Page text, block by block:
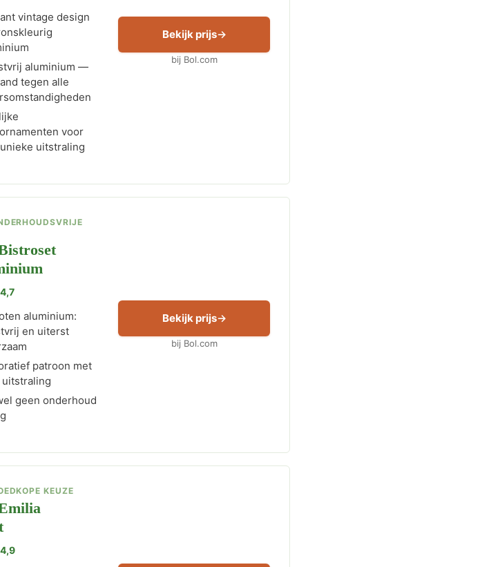
vintage design
aluminium —
tegen alle
voor
uitstraling
Bekijk prijs
bij Bol.com
4,7
aluminium:
en uiterst
patroon met
uitstraling
geen onderhoud
Bekijk prijs
bij Bol.com
KEUZE
4,9